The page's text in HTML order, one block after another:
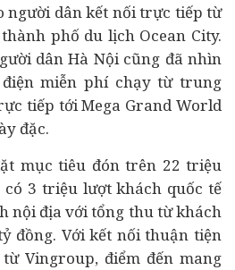
người dân kết nối trực tiếp từ
phố du lịch Ocean City.
dân Hà Nội cũng đã nhìn
miễn phí chạy từ trung
tiếp tới Mega Grand World
đặc.
mục tiêu đón trên 22 triệu
3 triệu lượt khách quốc tế
nội địa với tổng thu từ khách
đồng. Với kết nối thuận tiện
Vingroup, điểm đến mang